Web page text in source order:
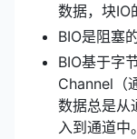
数据，块IO
BIO是阻塞
BIO基于字
Channel（
数据总是从
入到通道中